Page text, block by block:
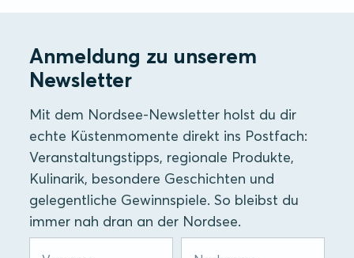
Anmeldung zu unserem
Newsletter
Mit dem Nordsee-Newsletter holst du dir
echte Küstenmomente direkt ins Postfach:
Veranstaltungstipps, regionale Produkte,
Kulinarik, besondere Geschichten und
gelegentliche Gewinnspiele. So bleibst du
immer nah dran an der Nordsee.